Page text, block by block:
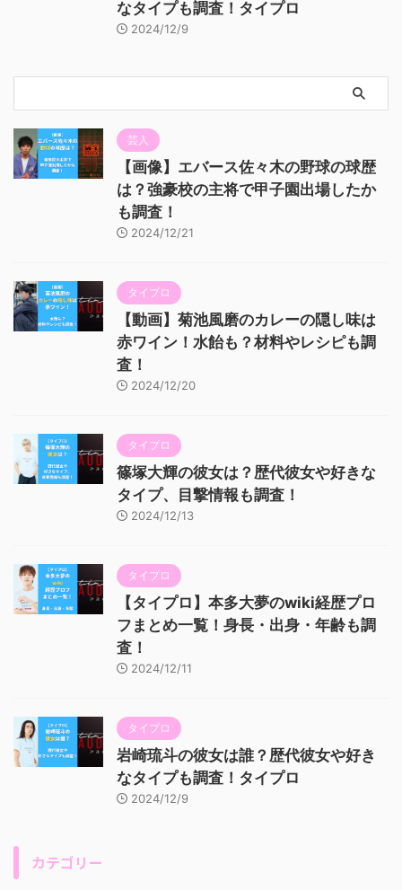
なタイプも調査！タイプロ
2024/12/9
芸人
【画像】エバース佐々木の野球の球歴
は？強豪校の主将で甲子園出場したか
も調査！
2024/12/21
タイプロ
【動画】菊池風磨のカレーの隠し味は
赤ワイン！水飴も？材料やレシピも調
査！
2024/12/20
タイプロ
篠塚大輝の彼女は？歴代彼女や好きな
タイプ、目撃情報も調査！
2024/12/13
タイプロ
【タイプロ】本多大夢のwiki経歴プロ
フまとめ一覧！身長・出身・年齢も調
査！
2024/12/11
タイプロ
岩崎琉斗の彼女は誰？歴代彼女や好き
なタイプも調査！タイプロ
2024/12/9
カテゴリー